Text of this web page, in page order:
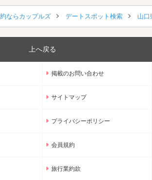
ならカップルズ デートスポット検索 山口
上へ戻る
掲載のお問い合わせ
サイトマップ
プライバシーポリシー
会員規約
旅行業約款